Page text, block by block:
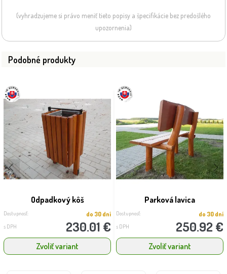
(vyhradzujeme si právo meniť tieto popisy a špecifikácie bez predošlého
upozornenia)
Podobné produkty
Odpadkový kôš
Dostupnosť: do 30 dní
s DPH 230.01 €
Zvoliť variant
Parková lavica
Dostupnosť: do 30 dní
s DPH 250.92 €
Zvoliť variant